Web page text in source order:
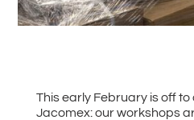
This early February is off
Jacomex: our workshops